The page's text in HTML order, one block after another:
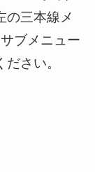
の三本線メ
ブメニュー
さい。